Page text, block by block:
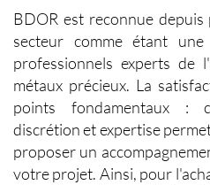
BDOR est reconnue depuis
secteur comme étant
professionnels experts de l'
métaux précieux. La
points fondamentaux :
discrétion et expertise
proposer un
votre projet. Ainsi, pour l'